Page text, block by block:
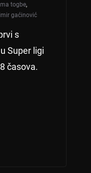
togbe,
gaćinović
s
Super ligi
časova.